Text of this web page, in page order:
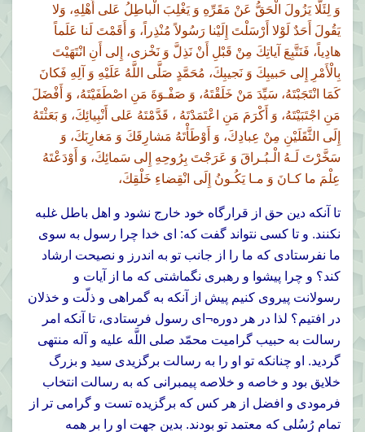
وَ لِئَلّا يَزُولَ الْحَقُّ عَنْ مَقَرِّهِ وَ يَغْلِبَ الْباطِلُ عَلى أَهْلِهِ، وَلا
يَقُولَ أَحَدٌ لَوْلا أَرْسَلْتَ إِلَيْنا رَسُولاً مُنْذِراً، وَ أَقَمْتَ لَنا عَلَماً
هادِياً، فَنَتَّبِعَ آياتِكَ مِنْ قَبْلِ أَنْ نَذِلَّ وَ نَخْزى، إِلى أَنِ انْتَهَيْتَ
بِالْأَمْرِ إِلى حَبيبِكَ وَ نَجيبِكَ، مُحَمَّدٍ صَلَّى اللَّهُ عَلَيْهِ وَ آلِهِ فَكانَ
كَمَا انْتَجَبْتَهُ، سَيِّدَ مَنْ خَلَقْتَهُ، وَ صَفْـوَةَ مَنِ اصْطَفَيْتَهُ، وَ أَفْضَلَ
مَنِ اجْتَبَيْتَهُ، وَ أَكْرَمَ مَنِ اعْتَمَدْتَهُ ، قَدَّمْتَهُ عَلى أَنْبِيائِكَ، وَ بَعَثْتَهُ
إِلَى الثَّقَلَيْنِ مِنْ عِبادِكَ، وَ أَوْطَأْتَهُ مَشارِقَكَ وَ مَغارِبَكَ، وَ
سَخَّرْتَ لَـهُ الْـبُـراقَ وَ عَرَجْتَ بِرُوحِهِ إِلى سَمائِكَ، وَ أَوْدَعْتَهُ
عِلْمَ ما كـانَ وَ مـا يَكُـونُ إِلَى انْقِضاءِ خَلْقِكَ،
تا آنكه دين حق از قرارگاه خود خارج نشود و اهل باطل غلبه
نكنند. و تا كسى نتواند گفت كه: اى خدا چرا رسول به سوى
ما نفرستادى كه ما را از جانب تو به اندرز و نصيحت ارشاد
كند؟ و چرا پيشوا و رهبرى نگماشتى كه ما از آيات و
رسولانت پيروى كنيم پيش از آنكه به گمراهى و ذلّت و خذلان
در افتيم؟ لذا در هر دوره¬اى رسول فرستادى، تا آنكه امر
رسالت به حبيب گراميت محمّد صلى اللَّه عليه و آله منتهى
گرديد. او چنانكه تو او را به رسالت برگزيدى سيد و بزرگ
خلايق بود و خاصه و خلاصه پيمبرانى كه به رسالت انتخاب
فرمودى و افضل از هر كس كه برگزيده تست و گرامى تر از
تمام رُسُلى كه معتمد تو بودند. بدين جهت او را بر همه